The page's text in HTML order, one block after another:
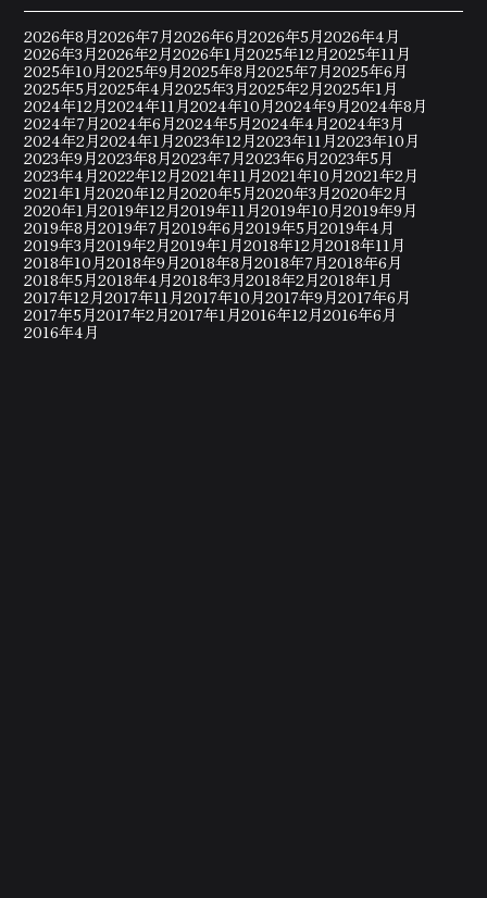
2026年8月2026年7月2026年6月2026年5月2026年4月
2026年3月2026年2月2026年1月2025年12月2025年11月
2025年10月2025年9月2025年8月2025年7月2025年6月
2025年5月2025年4月2025年3月2025年2月2025年1月
2024年12月2024年11月2024年10月2024年9月2024年8月
2024年7月2024年6月2024年5月2024年4月2024年3月
2024年2月2024年1月2023年12月2023年11月2023年10月
2023年9月2023年8月2023年7月2023年6月2023年5月
2023年4月2022年12月2021年11月2021年10月2021年2月
2021年1月2020年12月2020年5月2020年3月2020年2月
2020年1月2019年12月2019年11月2019年10月2019年9月
2019年8月2019年7月2019年6月2019年5月2019年4月
2019年3月2019年2月2019年1月2018年12月2018年11月
2018年10月2018年9月2018年8月2018年7月2018年6月
2018年5月2018年4月2018年3月2018年2月2018年1月
2017年12月2017年11月2017年10月2017年9月2017年6月
2017年5月2017年2月2017年1月2016年12月2016年6月
2016年4月